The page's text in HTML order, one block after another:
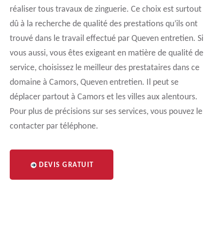
réaliser tous travaux de zinguerie. Ce choix est surtout
dû à la recherche de qualité des prestations qu’ils ont
trouvé dans le travail effectué par Queven entretien. Si
vous aussi, vous êtes exigeant en matière de qualité de
service, choisissez le meilleur des prestataires dans ce
domaine à Camors, Queven entretien. Il peut se
déplacer partout à Camors et les villes aux alentours.
Pour plus de précisions sur ses services, vous pouvez le
contacter par téléphone.
DEVIS GRATUIT